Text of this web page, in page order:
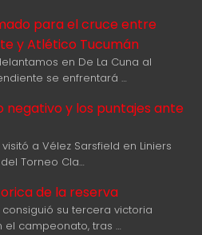
para el cruce entre
y Atlético Tucumán
en De La Cuna al
se enfrentará …
negativo y los puntajes ante
a Vélez Sarsfield en Liniers
Torneo Cla…
de la reserva
su tercera victoria
el campeonato, tras …